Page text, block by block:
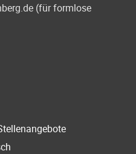
(für formlose